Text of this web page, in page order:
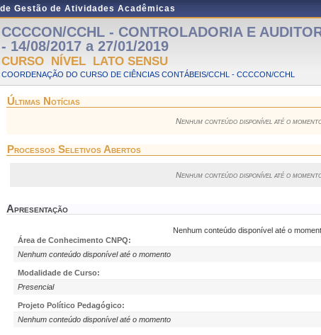
Gestão de Atividades Acadêmicas
CCCCON/CCHL - CONTROLADORIA E
- 14/08/2017 a 27/01/2019
CURSO NÍVEL LATO SENSU
COORDENAÇÃO DO CURSO DE CIÊNCIAS CONTÁBEIS/CCHL - CCCCON/CCHL
Últimas Notícias
Nenhum conteúdo disponível até o
Processos Seletivos Abertos
Nenhum conteúdo disponível até o
Apresentação
Nenhum conteúdo disponível até o
Área de Conhecimento CNPQ:
Nenhum conteúdo disponível até o momento
Modalidade de Curso:
Presencial
Projeto Político Pedagógico:
Nenhum conteúdo disponível até o momento